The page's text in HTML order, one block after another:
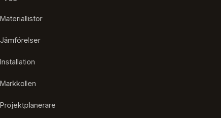
Materiallistor
Jämförelser
Installation
Markkollen
Projektplanerare